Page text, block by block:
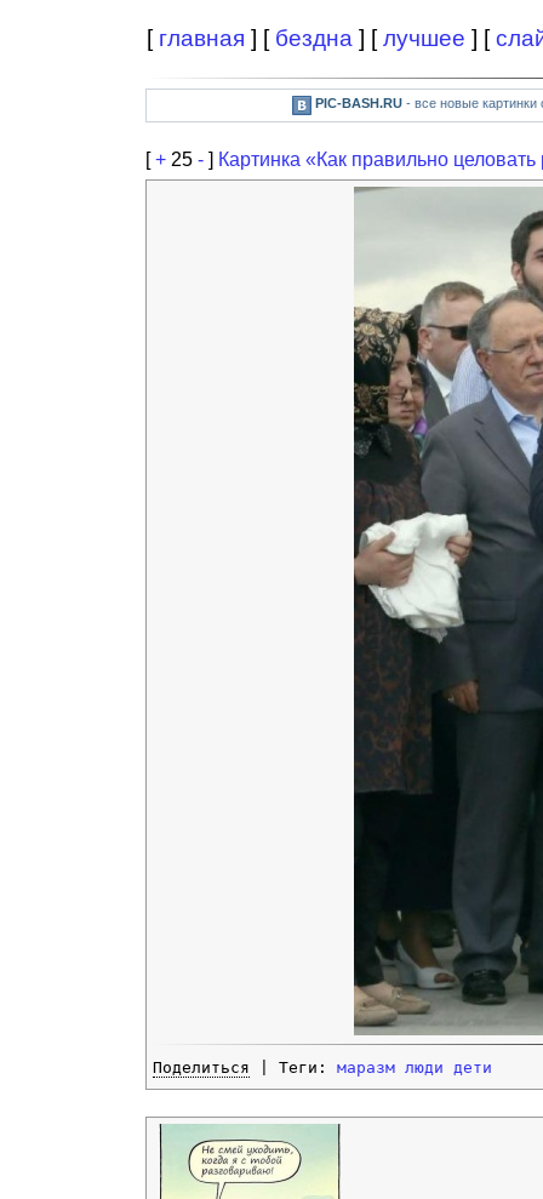
[ главная ] [ бездна ] [лучшее ] [
PIC-BASH.RU- все новые картинки
[+ 25 - ] Картинка «Как правильно целовать
Поделиться | Теги: маразм люди дети